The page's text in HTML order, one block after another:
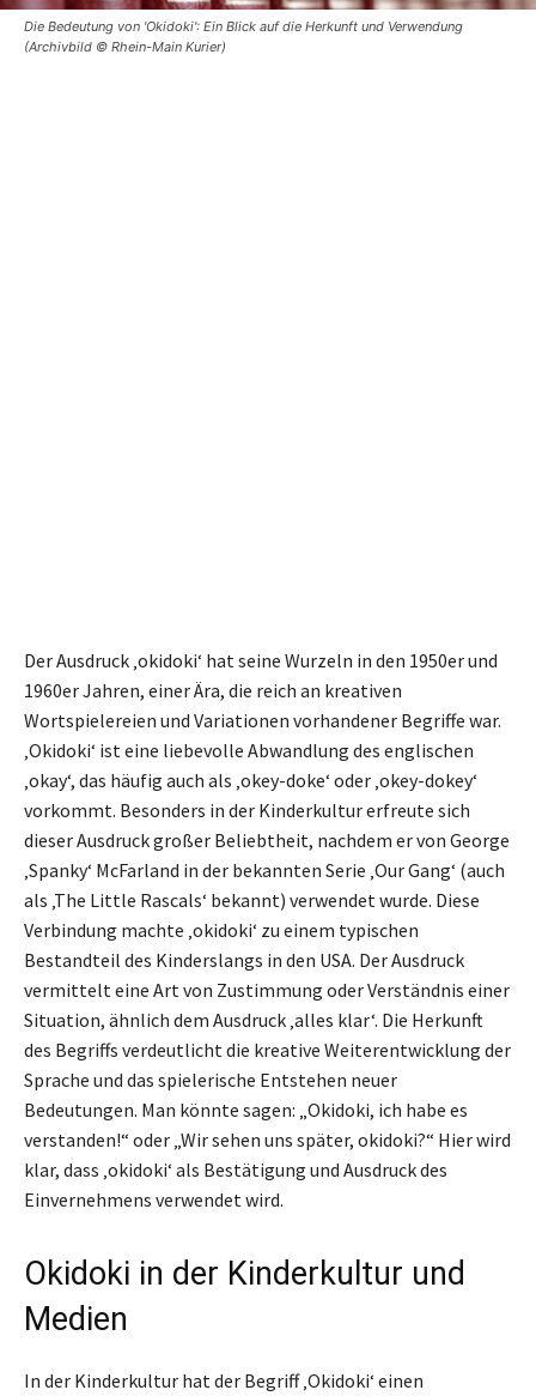
Die Bedeutung von 'Okidoki': Ein Blick auf die Herkunft und Verwendung
(Archivbild © Rhein-Main Kurier)
Der Ausdruck ‚okidoki‘ hat seine Wurzeln in den 1950er und
1960er Jahren, einer Ära, die reich an kreativen
Wortspielereien und Variationen vorhandener Begriffe war.
‚Okidoki‘ ist eine liebevolle Abwandlung des englischen
‚okay‘, das häufig auch als ‚okey-doke‘ oder ‚okey-dokey‘
vorkommt. Besonders in der Kinderkultur erfreute sich
dieser Ausdruck großer Beliebtheit, nachdem er von George
‚Spanky‘ McFarland in der bekannten Serie ‚Our Gang‘ (auch
als ‚The Little Rascals‘ bekannt) verwendet wurde. Diese
Verbindung machte ‚okidoki‘ zu einem typischen
Bestandteil des Kinderslangs in den USA. Der Ausdruck
vermittelt eine Art von Zustimmung oder Verständnis einer
Situation, ähnlich dem Ausdruck ‚alles klar‘. Die Herkunft
des Begriffs verdeutlicht die kreative Weiterentwicklung der
Sprache und das spielerische Entstehen neuer
Bedeutungen. Man könnte sagen: „Okidoki, ich habe es
verstanden!“ oder „Wir sehen uns später, okidoki?“ Hier wird
klar, dass ‚okidoki‘ als Bestätigung und Ausdruck des
Einvernehmens verwendet wird.
Okidoki in der Kinderkultur und
Medien
In der Kinderkultur hat der Begriff ‚Okidoki‘ einen